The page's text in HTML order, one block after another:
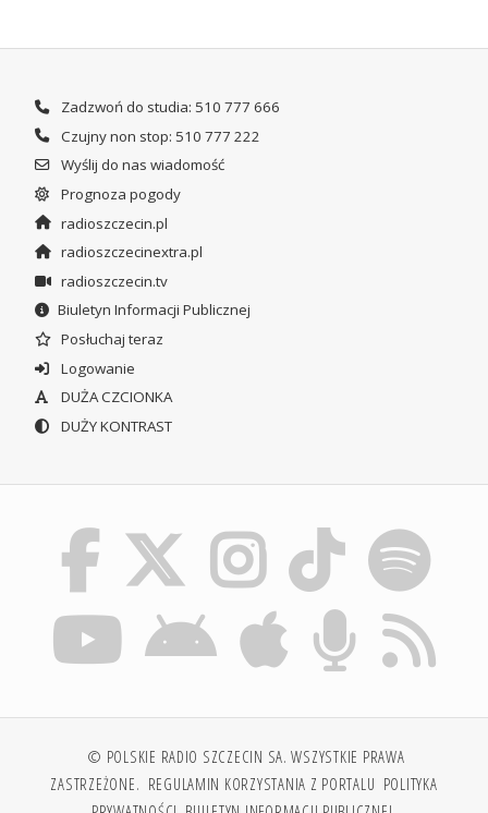
Zadzwoń do studia: 510 777 666
Czujny non stop: 510 777 222
Wyślij do nas wiadomość
Prognoza pogody
radioszczecin.pl
radioszczecinextra.pl
radioszczecin.tv
Biuletyn Informacji Publicznej
Posłuchaj teraz
Logowanie
DUŻA CZCIONKA
DUŻY KONTRAST
© POLSKIE RADIO SZCZECIN SA. WSZYSTKIE PRAWA
ZASTRZEŻONE. REGULAMIN KORZYSTANIA Z PORTALU POLITYKA